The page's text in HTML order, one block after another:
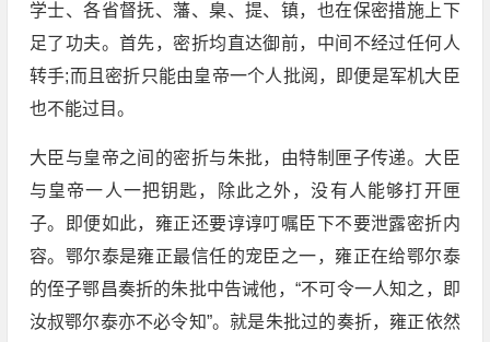
学士、各省督抚、藩、臬、提、镇，也在保密措施上下
足了功夫。首先，密折均直达御前，中间不经过任何人
转手;而且密折只能由皇帝一个人批阅，即便是军机大臣
也不能过目。
大臣与皇帝之间的密折与朱批，由特制匣子传递。大臣
与皇帝一人一把钥匙，除此之外，没有人能够打开匣
子。即便如此，雍正还要谆谆叮嘱臣下不要泄露密折内
容。鄂尔泰是雍正最信任的宠臣之一，雍正在给鄂尔泰
的侄子鄂昌奏折的朱批中告诫他，“不可令一人知之，即
汝叔鄂尔泰亦不必令知”。就是朱批过的奏折，雍正依然